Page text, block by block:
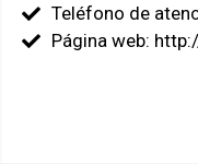
Teléfono de
Página web: